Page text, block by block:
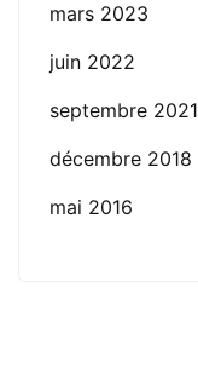
mars 2023
juin 2022
septembre 2021
décembre 2018
mai 2016